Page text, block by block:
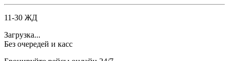
11-30 ЖД
Загрузка...
Без очередей и касс